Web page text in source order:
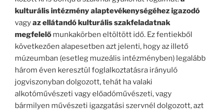
kulturális intézmény alaptevékenységéhez igazodó
vagyaz ellátandó kulturális szakfeladatnak
megfelelő munkakörben eltöltött idő. Ez fentiekből
következően alapesetben azt jelenti, hogy az illető
múzeumban (esetleg muzeális intézményben) legalább
három éven keresztül foglalkoztatásra irányuló
jogviszonyban dolgozott, tehát ha valaki
alkotóművészeti vagy előadóművészeti, vagy
bármilyen művészeti igazgatási szervnél dolgozott, azt